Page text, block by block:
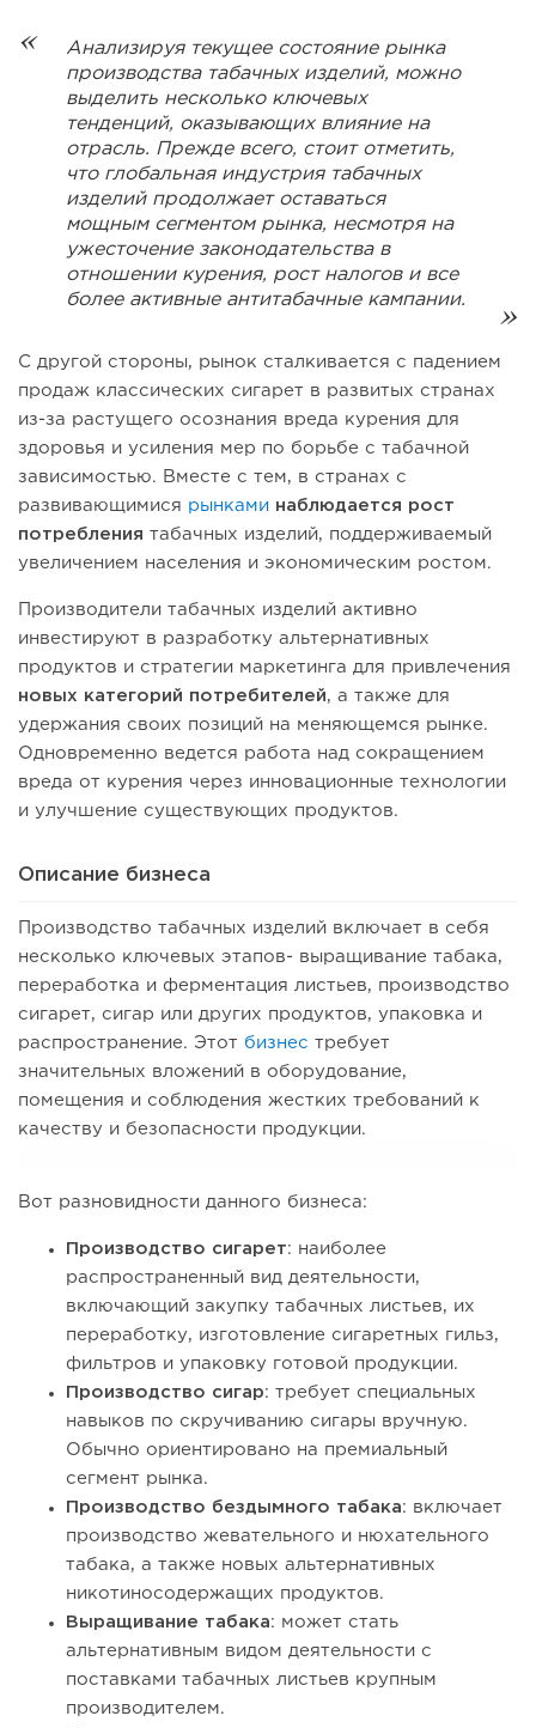
Анализируя текущее состояние рынка
производства табачных изделий, можно
выделить несколько ключевых
тенденций, оказывающих влияние на
отрасль. Прежде всего, стоит отметить,
что глобальная индустрия табачных
изделий продолжает оставаться
мощным сегментом рынка, несмотря на
ужесточение законодательства в
отношении курения, рост налогов и все
более активные антитабачные кампании.
С другой стороны, рынок сталкивается с падением
продаж классических сигарет в развитых странах
из-за растущего осознания вреда курения для
здоровья и усиления мер по борьбе с табачной
зависимостью. Вместе с тем, в странах с
развивающимися рынками наблюдается рост
потребления табачных изделий, поддерживаемый
увеличением населения и экономическим ростом.
Производители табачных изделий активно
инвестируют в разработку альтернативных
продуктов и стратегии маркетинга для привлечения
новых категорий потребителей, а также для
удержания своих позиций на меняющемся рынке.
Одновременно ведется работа над сокращением
вреда от курения через инновационные технологии
и улучшение существующих продуктов.
Описание бизнеса
Производство табачных изделий включает в себя
несколько ключевых этапов- выращивание табака,
переработка и ферментация листьев, производство
сигарет, сигар или других продуктов, упаковка и
распространение. Этот бизнес требует
значительных вложений в оборудование,
помещения и соблюдения жестких требований к
качеству и безопасности продукции.
Вот разновидности данного бизнеса:
Производство сигарет: наиболее
распространенный вид деятельности,
включающий закупку табачных листьев, их
переработку, изготовление сигаретных гильз,
фильтров и упаковку готовой продукции.
Производство сигар: требует специальных
навыков по скручиванию сигары вручную.
Обычно ориентировано на премиальный
сегмент рынка.
Производство бездымного табака: включает
производство жевательного и нюхательного
табака, а также новых альтернативных
никотиносодержащих продуктов.
Выращивание табака: может стать
альтернативным видом деятельности с
поставками табачных листьев крупным
производителем.